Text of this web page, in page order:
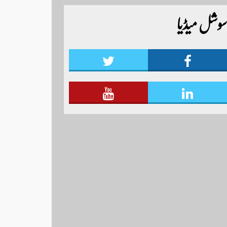
ٹائیگر اسپورٹس کلب کے زیر اہتمام منعقدہ کیا جا رہا
ہے۔ سجاد حسین نمائندہ شگر مزید اپڈیٹس دیکھنےسوشل میڈیا